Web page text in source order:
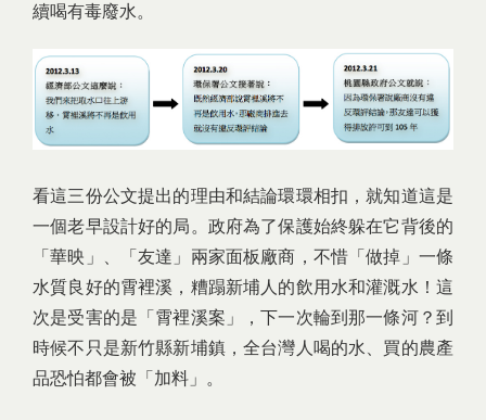
續喝有毒廢水。
看這三份公文提出的理由和結論環環相扣，就知道這是
一個老早設計好的局。政府為了保護始終躲在它背後的
「華映」、「友達」兩家面板廠商，不惜「做掉」一條
水質良好的霄裡溪，糟蹋新埔人的飲用水和灌溉水！這
次是受害的是「霄裡溪案」，下一次輪到那一條河？到
時候不只是新竹縣新埔鎮，全台灣人喝的水、買的農產
品恐怕都會被「加料」。